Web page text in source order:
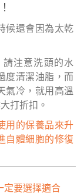
候還會因為太乾
注意洗頭的水
度清潔油脂，而
氣冷，就用高溫
打折扣。
用的保養品來升
自體細胞的修復
定要選擇適合